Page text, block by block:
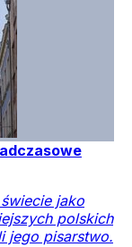
jako
polskich
jego pisarstwo.